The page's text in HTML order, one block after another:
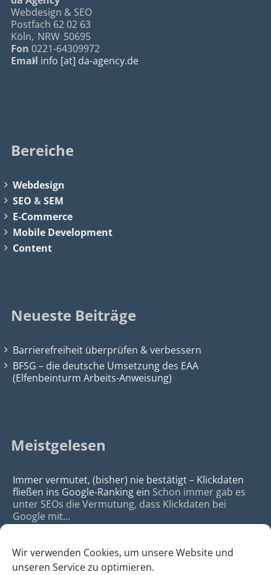
Wir verwenden Cookies, um unsere Website und
unseren Service zu optimieren.
Webdesign & SEO
Postfach 62 02 63
Köln, NRW 50695
Fon 0221-64309972
Email info [at] da-agency.de
Bereiche
Webdesign
SEO &SEM
E-Commerce
Mobile Development
Content
Neueste Beiträge
Barrierefreiheit überprüfen & verbessern
BFSG – die deutsche Umsetzung des EAA
(Elfenbeinturm Arbeits-Anweisung)
Meistgelesen
Immer vermutet, (bisher) nie bestätigt – Klickdaten
fließen ins Google-Ranking ein Schon immer gab es
unter SEOs die Vermutung, dass Klickdaten bei
Google mit...